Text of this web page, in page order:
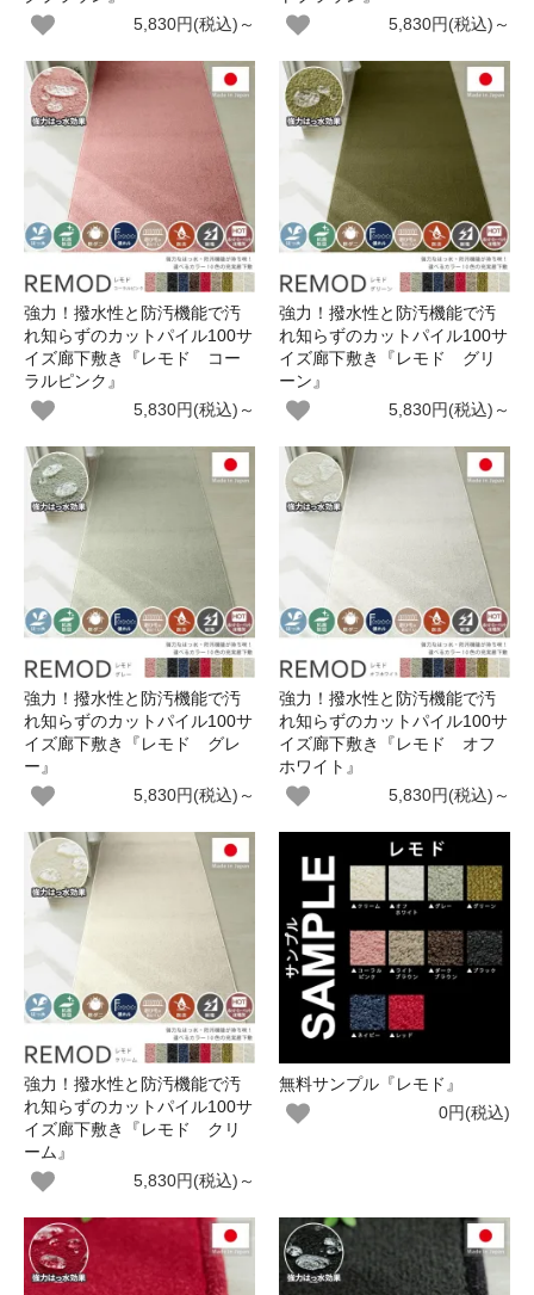
5,830円(税込)～
5,830円(税込)～
強力！撥水性と防汚機能で汚
れ知らずのカットパイル100サ
イズ廊下敷き『レモド コー
ラルピンク』
5,830円(税込)～
強力！撥水性と防汚機能で汚
れ知らずのカットパイル100サ
イズ廊下敷き『レモド グリ
ーン』
5,830円(税込)～
強力！撥水性と防汚機能で汚
れ知らずのカットパイル100サ
イズ廊下敷き『レモド グレ
ー』
5,830円(税込)～
強力！撥水性と防汚機能で汚
れ知らずのカットパイル100サ
イズ廊下敷き『レモド オフ
ホワイト』
5,830円(税込)～
強力！撥水性と防汚機能で汚
れ知らずのカットパイル100サ
イズ廊下敷き『レモド クリ
ーム』
5,830円(税込)～
無料サンプル『レモド』
0円(税込)